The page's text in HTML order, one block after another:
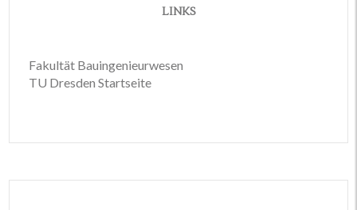
LINKS
Fakultät Bauingenieurwesen
TU Dresden Startseite